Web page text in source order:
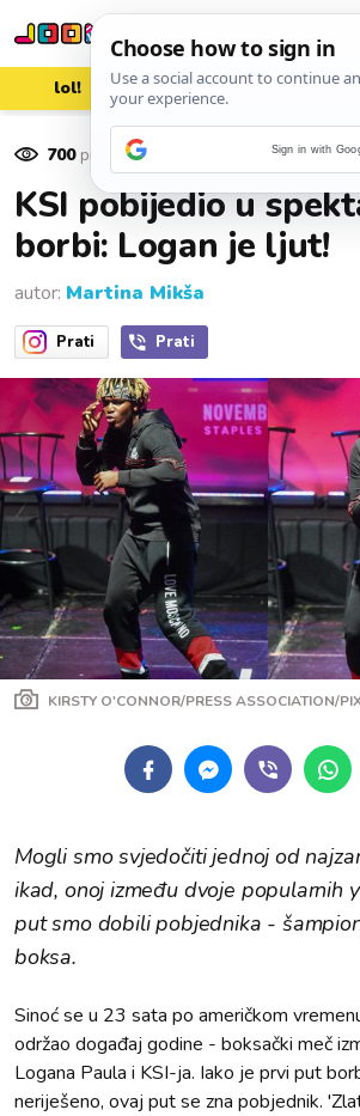
lol! aww vrh!
700pregleda
KSI pobijedio u
borbi: Logan je ljut!
autor: Martina Mikša
Prati Prati
KIRSTY O'CONNOR/PRESS ASSOCIATION/
Mogli smo svjedočiti jednoj od
ikad, onoj između dvoje popularnih
put smo dobili pobjednika -
boksa.
Sinoć se u 23 sata po američkom
održao događaj godine - boksački meč
Logana Paula i KSI-ja. Iako je prvi put
neriješeno, ovaj put se zna pobjednik.
Sign in with